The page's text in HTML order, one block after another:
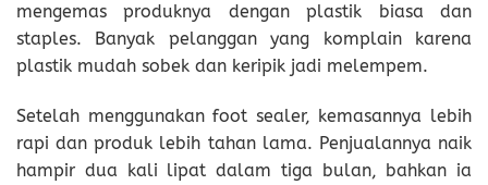
mengemas produknya dengan plastik biasa dan
staples. Banyak pelanggan yang komplain karena
plastik mudah sobek dan keripik jadi melempem.
Setelah menggunakan foot sealer, kemasannya lebih
rapi dan produk lebih tahan lama. Penjualannya naik
hampir dua kali lipat dalam tiga bulan, bahkan ia